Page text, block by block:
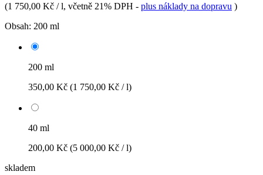
(1 750,00 Kč / l, včetně 21% DPH - plus náklady na dopravu )
Obsah: 200 ml
200 ml
350,00 Kč (1 750,00 Kč / l)
40 ml
200,00 Kč (5 000,00 Kč / l)
skladem